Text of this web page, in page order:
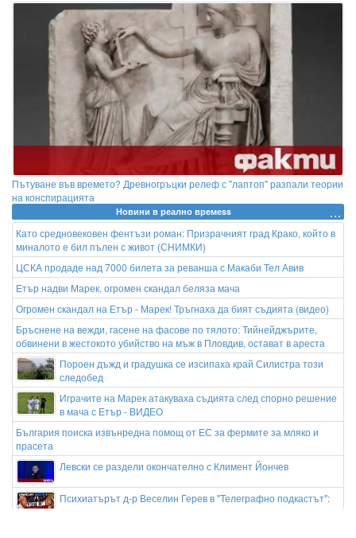
Пътуване във времето? Древногръцки релеф с "лаптоп" разпали теории
на конспирацията
Новини в реално времеss
Като средновековен фентъзи роман: Призрачният град Крако, който в
миналото е бил пълен с живот (СНИМКИ)
ЦСКА продаде над 7000 билета за реванша с Макаби Тел Авив
Етър надви Марек, огромен скандал беляза мача
Огромен скандал на Етър - Марек! Тръгнаха да бият съдията (видео)
Бръснене на вежди, гасене на фасове по тялото: Тийнейджърите,
обвинени в жестокото убийство на мъж в Пловдив, остават в ареста
Пороен дъжд и градушка се изсипаха край Силистра този
следобед
Играчите на Марек атакуваха съдията след спорно решение
в мача с Етър - ВИДЕО
България поиска извънредна помощ от ЕС за фермите за мляко и
прасета
Левски се раздели окончателно с Климент Йончев
Психиатърът д-р Веселин Герев в "Телеграфно подкастът":